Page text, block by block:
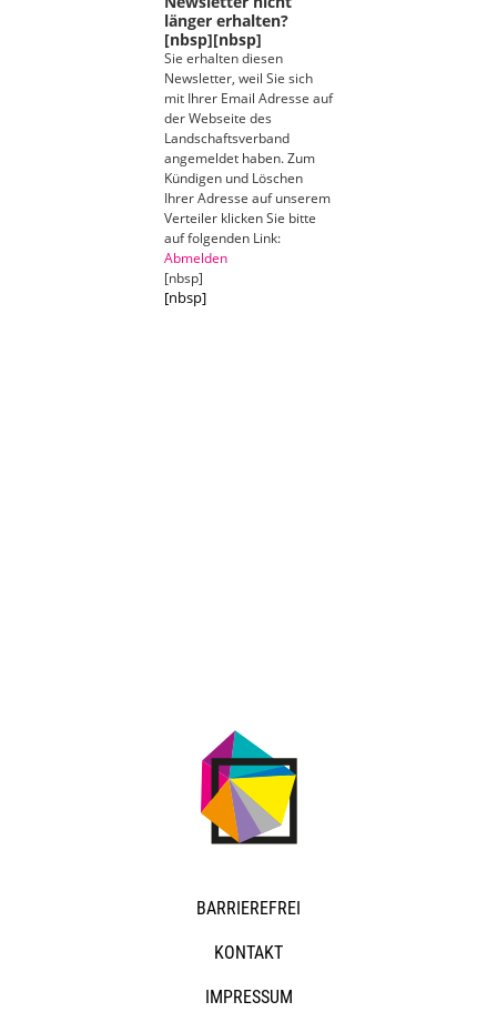
länger erhalten?
[nbsp][nbsp]
Sie erhalten diesen
Newsletter, weil Sie sich
mit Ihrer Email Adresse auf
der Webseite des
Landschaftsverband
angemeldet haben. Zum
Kündigen und Löschen
Ihrer Adresse auf unserem
Verteiler klicken Sie bitte
auf folgenden Link:
Abmelden
[nbsp]
[nbsp]
BARRIEREFREI
KONTAKT
IMPRESSUM